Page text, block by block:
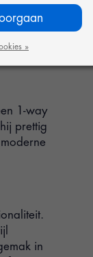
en
de
1-way
prettig
in
»